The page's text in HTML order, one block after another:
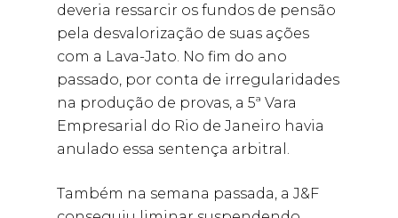
deveria ressarcir os fundos de pensão
pela desvalorização de suas ações
com a Lava-Jato. No fim do ano
passado, por conta de irregularidades
na produção de provas, a 5ª Vara
Empresarial do Rio de Janeiro havia
anulado essa sentença arbitral.
Também na semana passada, a J&F